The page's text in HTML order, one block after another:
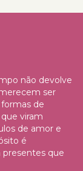
não devolve
ser
de
viram
de amor e
é
que